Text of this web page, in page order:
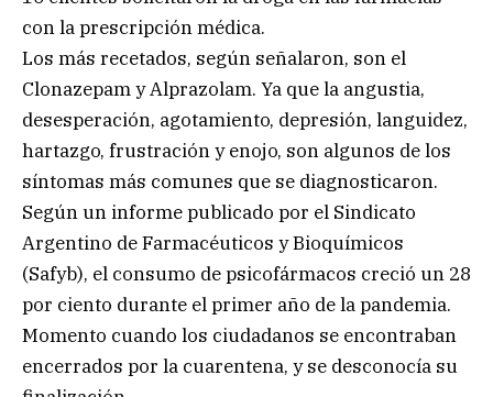
con la prescripción médica.
Los más recetados, según señalaron, son el
Clonazepam y Alprazolam. Ya que la angustia,
desesperación, agotamiento, depresión, languidez,
hartazgo, frustración y enojo, son algunos de los
síntomas más comunes que se diagnosticaron.
Según un informe publicado por el Sindicato
Argentino de Farmacéuticos y Bioquímicos
(Safyb), el consumo de psicofármacos creció un 28
por ciento durante el primer año de la pandemia.
Momento cuando los ciudadanos se encontraban
encerrados por la cuarentena, y se desconocía su